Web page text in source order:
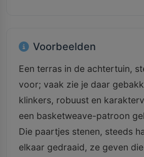
Voorbeelden
Een terras in de achtertuin,
voor; vaak zie je daar
klinkers, robuust en
een basketweave-patroon
Die paartjes stenen, steeds
elkaar gedraaid, ze geven die